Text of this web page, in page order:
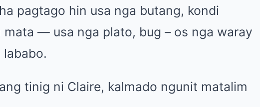
pagtago hin usa nga butang, kondi
— usa nga plato, bug – os nga waray
tinig ni Claire, kalmado ngunit matalim